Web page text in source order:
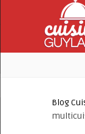
Blog